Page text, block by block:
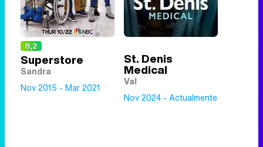
8,2
Superstore
Sandra
Nov 2015 - Mar 2021
St. Denis
Medical
Val
Nov 2024 - Actualmente